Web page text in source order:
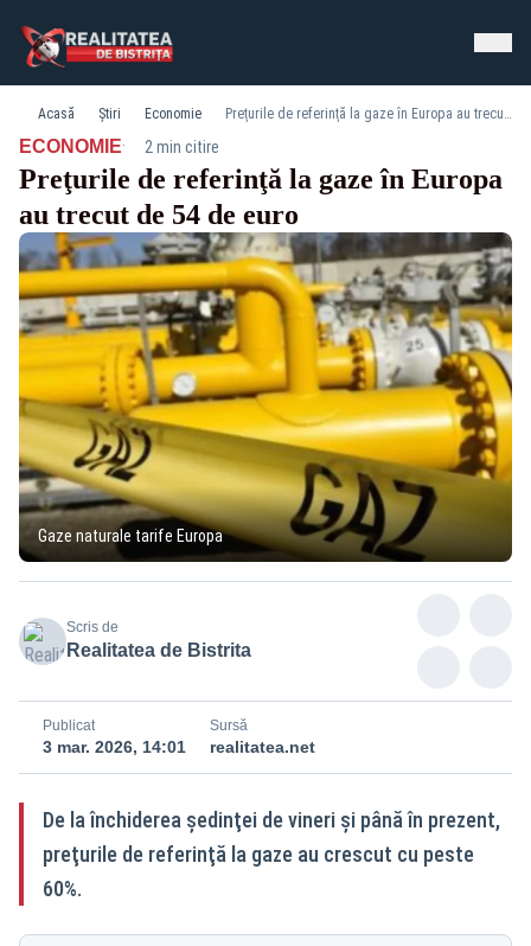
Acasă Știri Economie Preţurile de referinţă la gaze în Europa au trecut de 54 de euro
ECONOMIE· 2 min citire
Preţurile de referinţă la gaze în Europa
au trecut de 54 de euro
Gaze naturale tarife Europa
Scris de
Realitatea de Bistrita
Publicat
3 mar. 2026, 14:01
Sursă
realitatea.net
De la închiderea şedinţei de vineri şi până în prezent,
preţurile de referinţă la gaze au crescut cu peste
60%.